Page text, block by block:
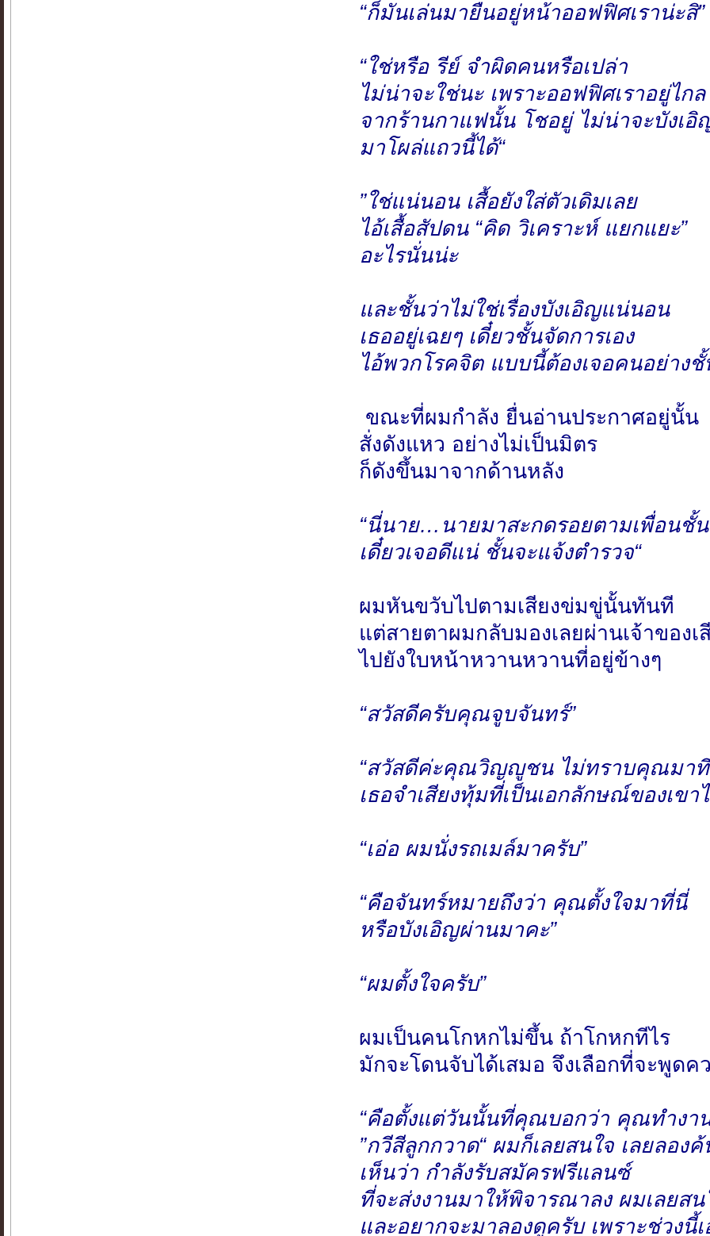
“ก็มันเล่นมายืนอยู่หน้าออฟฟิศเราน่ะสิ”
“ใช่หรือ รีย์ จำผิดคนหรือเปล่า
ไม่น่าจะใช่นะ เพราะออฟฟิศเราอยู่ไกล
จากร้านกาแฟนั้น โชอยู่ ไม่น่าจะบังเอิ
มาโผล่แถวนี้ได้“
”ใช่แน่นอน เสื้อยังใส่ตัวเดิมเลย
ไอ้เสื้อสัปดน “คิด วิเคราะห์ แยกแยะ”
อะไรนั่นน่ะ
และชั้นว่าไม่ใช่เรื่องบังเอิญแน่นอน
เธออยู่เฉยๆ เดี๋ยวชั้นจัดการเอง
ไอ้พวกโรคจิต แบบนี้ต้องเจอคนอย่างชั้
ขณะที่ผมกำลัง ยื่นอ่านประกาศอยู่นั้น
สั่งดังแหว อย่างไม่เป็นมิตร
ก็ดังขึ้นมาจากด้านหลัง
“นี่นาย…นายมาสะกดรอยตามเพื่อนชั้
เดี๋ยวเจอดีแน่ ชั้นจะแจ้งตำรวจ“
ผมหันขวับไปตามเสียงข่มขู่นั้นทันที
แต่สายตาผมกลับมองเลยผ่านเจ้าของเ
ไปยังใบหน้าหวานหวานที่อยู่ข้างๆ
“สวัสดีครับคุณจูบจันทร์”
“สวัสดีค่ะคุณวิญญูชน ไม่ทราบคุณมาที่
เธอจำเสียงทุ้มที่เป็นเอกลักษณ์ของเขา
“เอ่อ ผมนั่งรถเมล์มาครับ”
“คือจันทร์หมายถึงว่า คุณตั้งใจมาที่นี่
หรือบังเอิญผ่านมาคะ”
“ผมตั้งใจครับ”
ผมเป็นคนโกหกไม่ขึ้น ถ้าโกหกทีไร
มักจะโดนจับได้เสมอ จึงเลือกที่จะพูดค
“คือตั้งแต่วันนั้นที่คุณบอกว่า คุณทำงา
”กวีสีลูกกวาด“ ผมก็เลยสนใจ เลยลอง
เห็นว่า กำลังรับสมัครฟรีแลนซ์
ที่จะส่งงานมาให้พิจารณาลง ผมเลยสน
และอยากจะมาลองดูครับ เพราะช่วงนี้เ